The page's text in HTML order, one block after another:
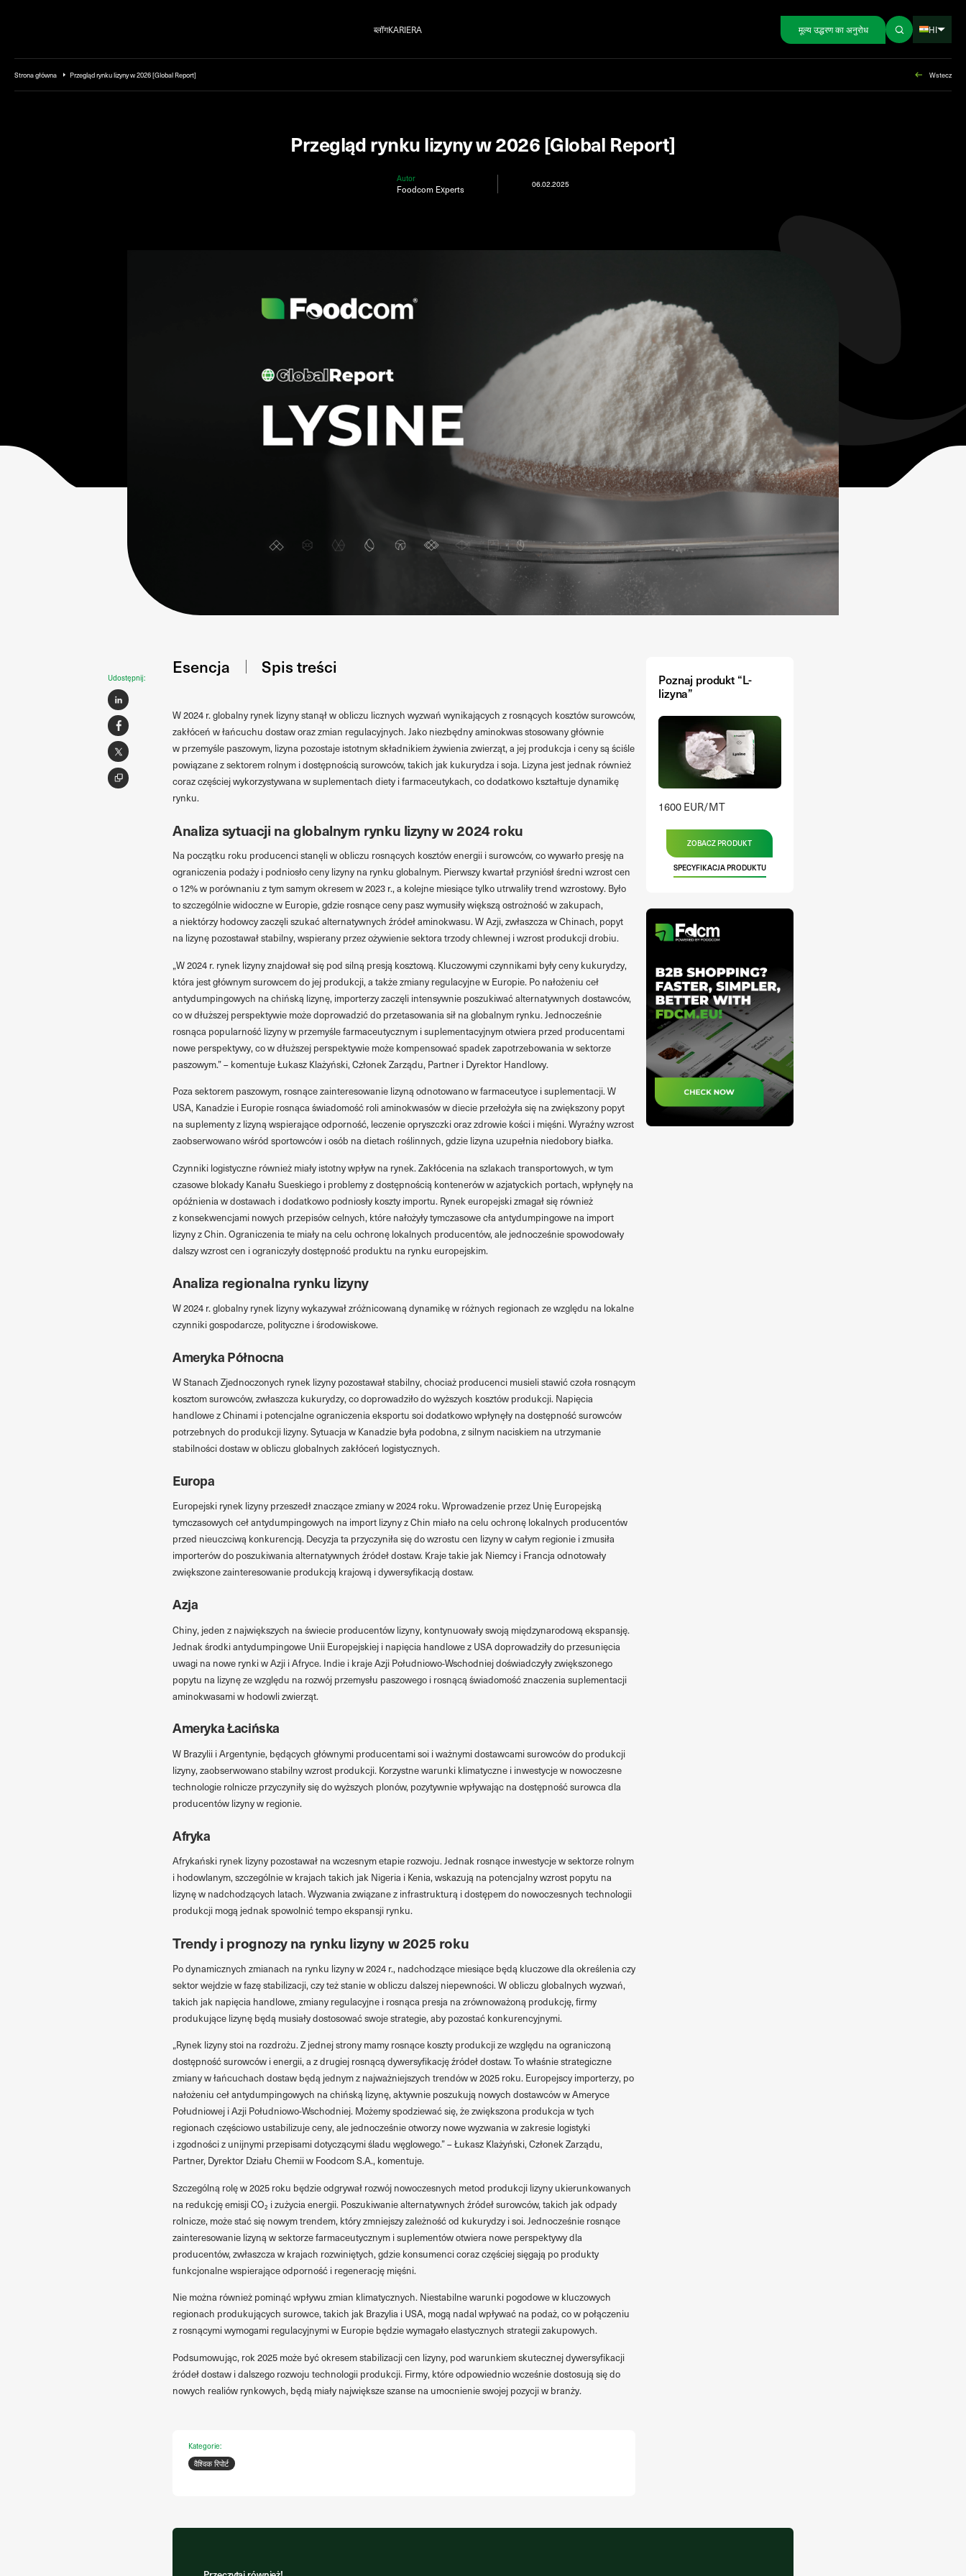
ब्लॉगKARIERA मूल्य उद्धरण का अनुरोध HI
Strona główna Przegląd rynku lizyny w 2026 [Global Report] Wstecz
Przegląd rynku lizyny w 2026 [Global Report]
Autor
Foodcom Experts 06.02.2025
Udostępnij:
Esencja Spis treści
W 2024 r. globalny rynek lizyny stanął w obliczu licznych wyzwań wynikających z rosnących kosztów surowców,
zakłóceń w łańcuchu dostaw oraz zmian regulacyjnych. Jako niezbędny aminokwas stosowany głównie
w przemyśle paszowym, lizyna pozostaje istotnym składnikiem żywienia zwierząt, a jej produkcja i ceny są ściśle
powiązane z sektorem rolnym i dostępnością surowców, takich jak kukurydza i soja. Lizyna jest jednak również
coraz częściej wykorzystywana w suplementach diety i farmaceutykach, co dodatkowo kształtuje dynamikę
rynku.
Analiza sytuacji na globalnym rynku lizyny w 2024 roku
Na początku roku producenci stanęli w obliczu rosnących kosztów energii i surowców, co wywarło presję na
ograniczenia podaży i podniosło ceny lizyny na rynku globalnym. Pierwszy kwartał przyniósł średni wzrost cen
o 12% w porównaniu z tym samym okresem w 2023 r., a kolejne miesiące tylko utrwaliły trend wzrostowy. Było
to szczególnie widoczne w Europie, gdzie rosnące ceny pasz wymusiły większą ostrożność w zakupach,
a niektórzy hodowcy zaczęli szukać alternatywnych źródeł aminokwasu. W Azji, zwłaszcza w Chinach, popyt
na lizynę pozostawał stabilny, wspierany przez ożywienie sektora trzody chlewnej i wzrost produkcji drobiu.
„W 2024 r. rynek lizyny znajdował się pod silną presją kosztową. Kluczowymi czynnikami były ceny kukurydzy,
która jest głównym surowcem do jej produkcji, a także zmiany regulacyjne w Europie. Po nałożeniu ceł
antydumpingowych na chińską lizynę, importerzy zaczęli intensywnie poszukiwać alternatywnych dostawców,
co w dłuższej perspektywie może doprowadzić do przetasowania sił na globalnym rynku. Jednocześnie
rosnąca popularność lizyny w przemyśle farmaceutycznym i suplementacyjnym otwiera przed producentami
nowe perspektywy, co w dłuższej perspektywie może kompensować spadek zapotrzebowania w sektorze
paszowym.” – komentuje Łukasz Klażyński, Członek Zarządu, Partner i Dyrektor Handlowy.
Poza sektorem paszowym, rosnące zainteresowanie lizyną odnotowano w farmaceutyce i suplementacji. W
USA, Kanadzie i Europie rosnąca świadomość roli aminokwasów w diecie przełożyła się na zwiększony popyt
na suplementy z lizyną wspierające odporność, leczenie opryszczki oraz zdrowie kości i mięśni. Wyraźny wzrost
zaobserwowano wśród sportowców i osób na dietach roślinnych, gdzie lizyna uzupełnia niedobory białka.
Czynniki logistyczne również miały istotny wpływ na rynek. Zakłócenia na szlakach transportowych, w tym
czasowe blokady Kanału Sueskiego i problemy z dostępnością kontenerów w azjatyckich portach, wpłynęły na
opóźnienia w dostawach i dodatkowo podniosły koszty importu. Rynek europejski zmagał się również
z konsekwencjami nowych przepisów celnych, które nałożyły tymczasowe cła antydumpingowe na import
lizyny z Chin. Ograniczenia te miały na celu ochronę lokalnych producentów, ale jednocześnie spowodowały
dalszy wzrost cen i ograniczyły dostępność produktu na rynku europejskim.
Analiza regionalna rynku lizyny
W 2024 r. globalny rynek lizyny wykazywał zróżnicowaną dynamikę w różnych regionach ze względu na lokalne
czynniki gospodarcze, polityczne i środowiskowe.
Ameryka Północna
W Stanach Zjednoczonych rynek lizyny pozostawał stabilny, chociaż producenci musieli stawić czoła rosnącym
kosztom surowców, zwłaszcza kukurydzy, co doprowadziło do wyższych kosztów produkcji. Napięcia
handlowe z Chinami i potencjalne ograniczenia eksportu soi dodatkowo wpłynęły na dostępność surowców
potrzebnych do produkcji lizyny. Sytuacja w Kanadzie była podobna, z silnym naciskiem na utrzymanie
stabilności dostaw w obliczu globalnych zakłóceń logistycznych.
Europa
Europejski rynek lizyny przeszedł znaczące zmiany w 2024 roku. Wprowadzenie przez Unię Europejską
tymczasowych ceł antydumpingowych na import lizyny z Chin miało na celu ochronę lokalnych producentów
przed nieuczciwą konkurencją. Decyzja ta przyczyniła się do wzrostu cen lizyny w całym regionie i zmusiła
importerów do poszukiwania alternatywnych źródeł dostaw. Kraje takie jak Niemcy i Francja odnotowały
zwiększone zainteresowanie produkcją krajową i dywersyfikacją dostaw.
Azja
Chiny, jeden z największych na świecie producentów lizyny, kontynuowały swoją międzynarodową ekspansję.
Jednak środki antydumpingowe Unii Europejskiej i napięcia handlowe z USA doprowadziły do przesunięcia
uwagi na nowe rynki w Azji i Afryce. Indie i kraje Azji Południowo-Wschodniej doświadczyły zwiększonego
popytu na lizynę ze względu na rozwój przemysłu paszowego i rosnącą świadomość znaczenia suplementacji
aminokwasami w hodowli zwierząt.
Ameryka Łacińska
W Brazylii i Argentynie, będących głównymi producentami soi i ważnymi dostawcami surowców do produkcji
lizyny, zaobserwowano stabilny wzrost produkcji. Korzystne warunki klimatyczne i inwestycje w nowoczesne
technologie rolnicze przyczyniły się do wyższych plonów, pozytywnie wpływając na dostępność surowca dla
producentów lizyny w regionie.
Afryka
Afrykański rynek lizyny pozostawał na wczesnym etapie rozwoju. Jednak rosnące inwestycje w sektorze rolnym
i hodowlanym, szczególnie w krajach takich jak Nigeria i Kenia, wskazują na potencjalny wzrost popytu na
lizynę w nadchodzących latach. Wyzwania związane z infrastrukturą i dostępem do nowoczesnych technologii
produkcji mogą jednak spowolnić tempo ekspansji rynku.
Trendy i prognozy na rynku lizyny w 2025 roku
Po dynamicznych zmianach na rynku lizyny w 2024 r., nadchodzące miesiące będą kluczowe dla określenia czy
sektor wejdzie w fazę stabilizacji, czy też stanie w obliczu dalszej niepewności. W obliczu globalnych wyzwań,
takich jak napięcia handlowe, zmiany regulacyjne i rosnąca presja na zrównoważoną produkcję, firmy
produkujące lizynę będą musiały dostosować swoje strategie, aby pozostać konkurencyjnymi.
„Rynek lizyny stoi na rozdrożu. Z jednej strony mamy rosnące koszty produkcji ze względu na ograniczoną
dostępność surowców i energii, a z drugiej rosnącą dywersyfikację źródeł dostaw. To właśnie strategiczne
zmiany w łańcuchach dostaw będą jednym z najważniejszych trendów w 2025 roku. Europejscy importerzy, po
nałożeniu ceł antydumpingowych na chińską lizynę, aktywnie poszukują nowych dostawców w Ameryce
Południowej i Azji Południowo-Wschodniej. Możemy spodziewać się, że zwiększona produkcja w tych
regionach częściowo ustabilizuje ceny, ale jednocześnie otworzy nowe wyzwania w zakresie logistyki
i zgodności z unijnymi przepisami dotyczącymi śladu węglowego.” – Łukasz Klażyński, Członek Zarządu,
Partner, Dyrektor Działu Chemii w Foodcom S.A., komentuje.
Szczególną rolę w 2025 roku będzie odgrywał rozwój nowoczesnych metod produkcji lizyny ukierunkowanych
na redukcję emisji CO₂ i zużycia energii. Poszukiwanie alternatywnych źródeł surowców, takich jak odpady
rolnicze, może stać się nowym trendem, który zmniejszy zależność od kukurydzy i soi. Jednocześnie rosnące
zainteresowanie lizyną w sektorze farmaceutycznym i suplementów otwiera nowe perspektywy dla
producentów, zwłaszcza w krajach rozwiniętych, gdzie konsumenci coraz częściej sięgają po produkty
funkcjonalne wspierające odporność i regenerację mięśni.
Nie można również pominąć wpływu zmian klimatycznych. Niestabilne warunki pogodowe w kluczowych
regionach produkujących surowce, takich jak Brazylia i USA, mogą nadal wpływać na podaż, co w połączeniu
z rosnącymi wymogami regulacyjnymi w Europie będzie wymagało elastycznych strategii zakupowych.
Podsumowując, rok 2025 może być okresem stabilizacji cen lizyny, pod warunkiem skutecznej dywersyfikacji
źródeł dostaw i dalszego rozwoju technologii produkcji. Firmy, które odpowiednio wcześnie dostosują się do
nowych realiów rynkowych, będą miały największe szanse na umocnienie swojej pozycji w branży.
Kategorie:
वैश्विक रिपोर्ट
Poznaj produkt “L-
lizyna”
1600 EUR/MT
ZOBACZ PRODUKT
SPECYFIKACJA PRODUKTU